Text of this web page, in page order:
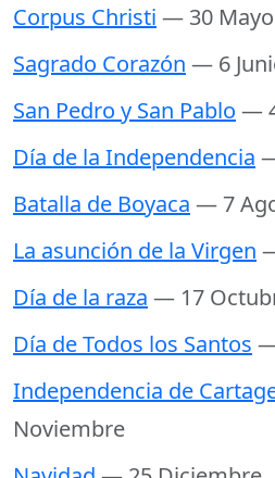
Corpus Christi — 30 Mayo
Sagrado Corazón — 6
San Pedro y San Pablo —
Día de la Independencia
Batalla de Boyaca — 7
La asunción de la Virgen
Día de la raza — 17
Día de Todos los Santos
Independencia de
Noviembre